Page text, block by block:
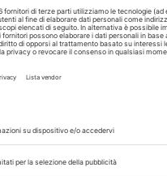
uno spazio
e nel rispetto dei
FNOVI,MEDICI VETERINARI
noi sui nostri canali